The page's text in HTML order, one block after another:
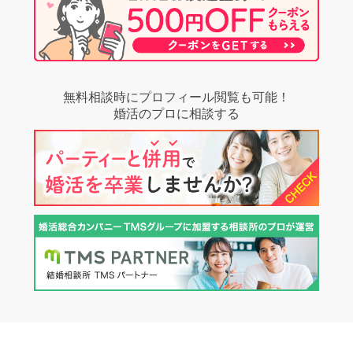
無料相談時にプロフィール閲覧も可能！
婚活のプロに相談する